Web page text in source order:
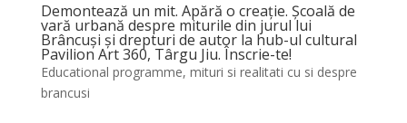
Demontează un mit. Apără o creație. Școală de
vară urbană despre miturile din jurul lui
Brâncuși și drepturi de autor la hub-ul cultural
Pavilion Art 360, Târgu Jiu. Înscrie-te!
Educational programme, mituri si realitati cu si despre
brancusi